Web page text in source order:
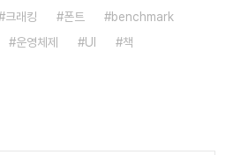
크래킹 폰트
benchmark
운영체제 UI 책